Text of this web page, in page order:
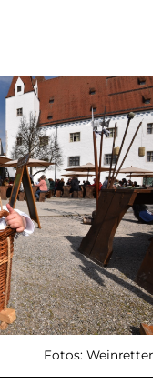
Fotos: Weinretter